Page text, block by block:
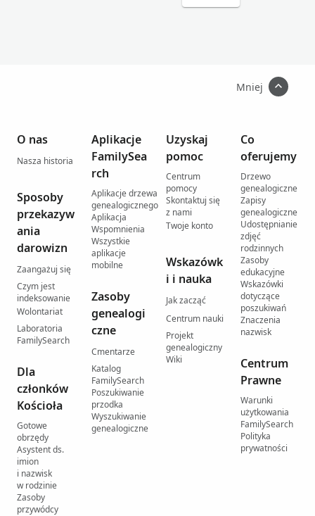
Mniej
O nas
Nasza historia
Sposoby
przekazyw
ania
darowizn
Zaangażuj się
Czym jest
indeksowanie
Wolontariat
Laboratoria
FamilySearch
Dla
członków
Kościoła
Gotowe
obrzędy
Asystent ds.
imion
i nazwisk
w rodzinie
Zasoby
przywódcy
Aplikacje
FamilySea
rch
Aplikacje drzewa
genealogicznego
Aplikacja
Wspomnienia
Wszystkie
aplikacje
mobilne
Zasoby
genealogi
czne
Cmentarze
Katalog
FamilySearch
Poszukiwanie
przodka
Wyszukiwanie
genealogiczne
Uzyskaj
pomoc
Centrum
pomocy
Skontaktuj się
z nami
Twoje konto
Wskazówk
i i nauka
Jak zacząć
Centrum nauki
Projekt
genealogiczny
Wiki
Co
oferujemy
Drzewo
genealogiczne
Zapisy
genealogiczne
Udostępnianie
zdjęć
rodzinnych
Zasoby
edukacyjne
Wskazówki
dotyczące
poszukiwań
Znaczenia
nazwisk
Centrum
Prawne
Warunki
użytkowania
FamilySearch
Polityka
prywatności